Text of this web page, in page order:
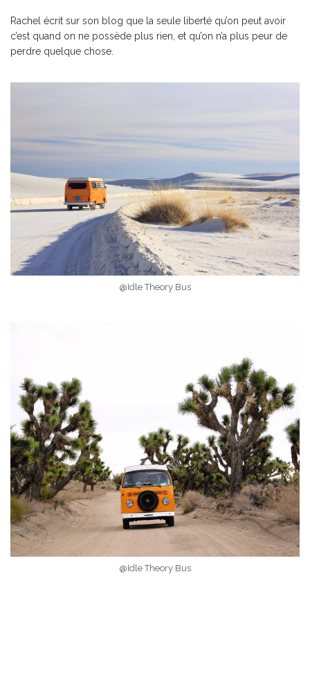
Rachel écrit sur son blog que la seule liberté qu’on peut avoir
c’est quand on ne possède plus rien, et qu’on n’a plus peur de
perdre quelque chose.
@Idle Theory Bus
@Idle Theory Bus